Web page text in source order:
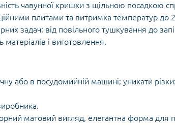
чавунної кришки з щільною посадкою
плитами та витримка температур до
задач: від повільного тушкування до
матеріалів і виготовлення.
або в посудомийній машині; уникати
матовий вигляд, елегантна форма для